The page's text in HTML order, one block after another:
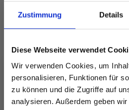
Zustimmung Details
Diese Webseite verwendet
Wir verwenden Cookies, um
personalisieren, Funktionen für
zu können und die Zugriffe auf
analysieren. Außerdem geben
ANDERE HABEN SICH AUCH